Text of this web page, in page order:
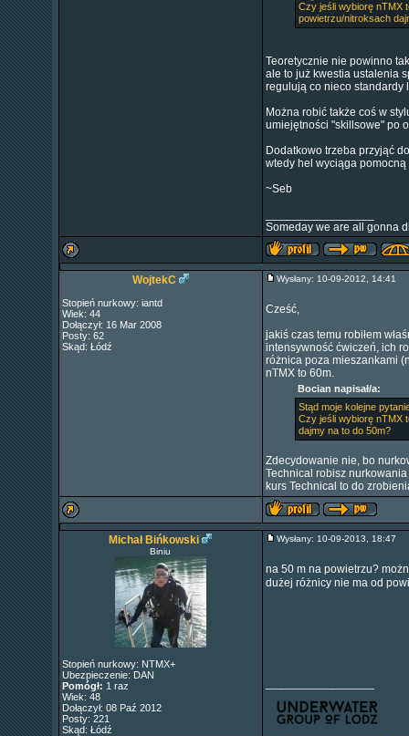
Czy jeśli wybiorę nTMX
powietrzu/nitroksach
Teoretycznie nie powinno
ale to już kwestia ustalenia
regulują co nieco standardy
Można robić także coś w
umiejętności "skillsowe" po
Dodatkowo trzeba przyjąć
wtedy hel wyciąga pomocną
~Seb
Someday we are all gonna
WojtekC
Stopień nurkowy: iantd
Wiek: 44
Dołączył: 16 Mar 2008
Posty: 62
Skąd: Łódź
Wysłany: 10-09-2012, 14:41
Cześć,
jakiś czas temu robiłem
intensywność ćwiczeń, ich
różnica poza mieszankami
nTMX to 60m.
Bocian napisał/a:
Stąd moje kolejne
Czy jeśli wybiorę nTMX
dajmy na to do 50m?
Zdecydowanie nie, bo
Technical robisz
kurs Technical to do
Michał Bińkowski
Biniu
Stopień nurkowy: NTMX+
Ubezpieczenie: DAN
Pomógł: 1 raz
Wiek: 48
Dołączył: 08 Paź 2012
Posty: 221
Skąd: Łódź
Wysłany: 10-09-2013, 18:47
na 50 m na powietrzu?
dużej różnicy nie ma od